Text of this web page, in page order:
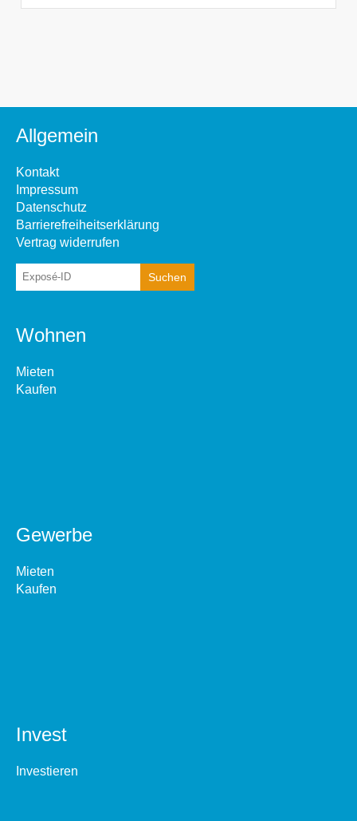
Allgemein
Kontakt
Impressum
Datenschutz
Barrierefreiheitserklärung
Vertrag widerrufen
Wohnen
Mieten
Kaufen
Gewerbe
Mieten
Kaufen
Invest
Investieren